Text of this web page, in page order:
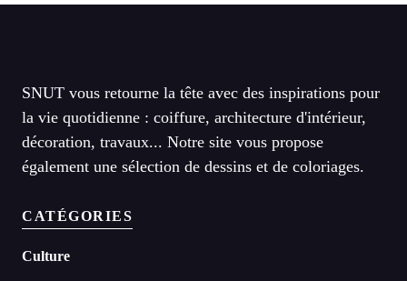
SNUT vous retourne la tête avec des inspirations pour
la vie quotidienne : coiffure, architecture d'intérieur,
décoration, travaux... Notre site vous propose
également une sélection de dessins et de coloriages.
CATÉGORIES
Culture